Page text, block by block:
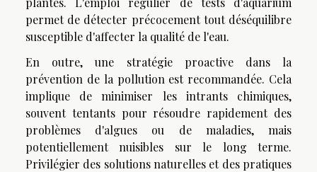
permet de détecter précocement tout déséquilibre
susceptible d'affecter la qualité de l'eau.
En outre, une stratégie proactive dans la
prévention de la pollution est recommandée. Cela
implique de minimiser les intrants chimiques,
souvent tentants pour résoudre rapidement des
problèmes d'algues ou de maladies, mais
potentiellement nuisibles sur le long terme.
Privilégier des solutions naturelles et des pratiques